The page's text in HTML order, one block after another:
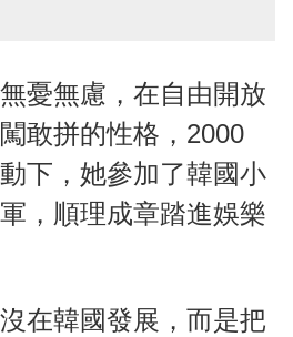
憂無慮，在自由開放
敢拼的性格，2000
下，她參加了韓國小
，順理成章踏進娛樂
在韓國發展，而是把